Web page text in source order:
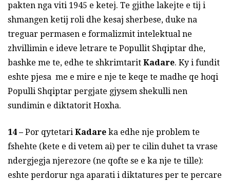
pakten nga viti 1945 e ketej. Te gjithe lakejte e tij i
shmangen ketij roli dhe kesaj sherbese, duke na
treguar permasen e formalizmit intelektual ne
zhvillimin e ideve letrare te Popullit Shqiptar dhe,
bashke me te, edhe te shkrimtarit Kadare. Ky i fundit
eshte pjesa me e mire e nje te keqe te madhe qe hoqi
Populli Shqiptar pergjate gjysem shekulli nen
sundimin e diktatorit Hoxha.
14 – Por qytetari Kadare ka edhe nje problem te
fshehte (kete e di vetem ai) per te cilin duhet ta vrase
ndergjegja njerezore (ne qofte se e ka nje te tille):
eshte perdorur nga aparati i diktatures per te percare